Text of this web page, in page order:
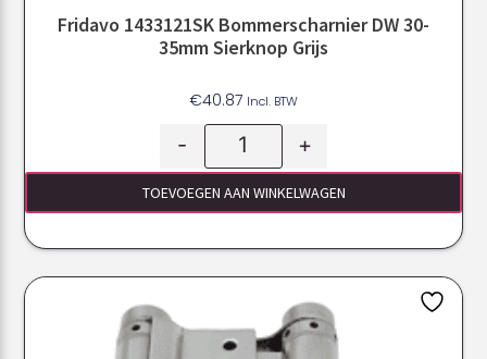
Fridavo 1433121SK Bommerscharnier DW 30-
35mm Sierknop Grijs
€40.87 Incl. BTW
- +
TOEVOEGEN AAN WINKELWAGEN